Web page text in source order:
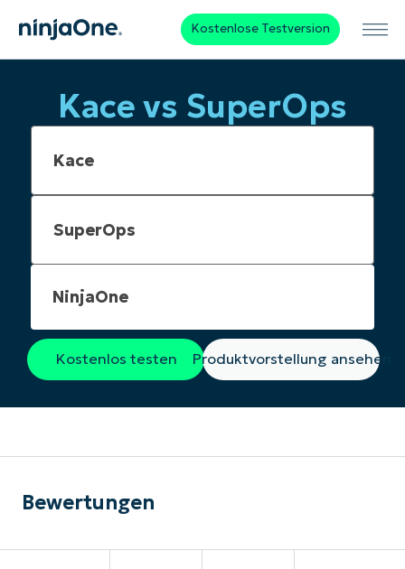
Kostenlose Testversion
Kace vs SuperOps
NinjaOne
Kostenlos testen Produktvorstellung ansehen
Bewertungen